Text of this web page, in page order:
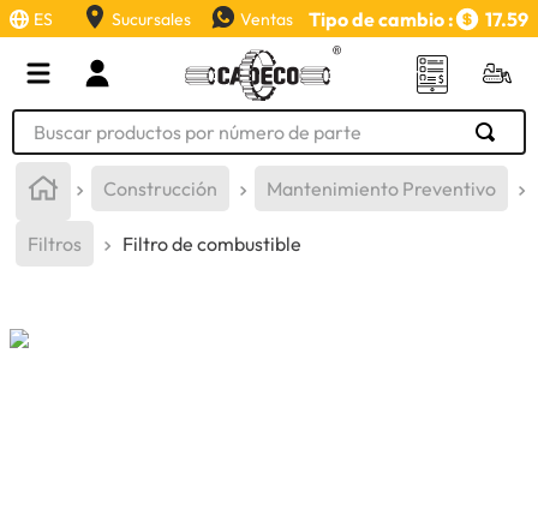
ES Sucursales Ventas Tipo de cambio : 17.59
Buscar productos por número de parte
Construcción Mantenimiento Preventivo
Filtros Filtro de combustible
TÉRMINOS MÁS BUSCADOS
.
aceite